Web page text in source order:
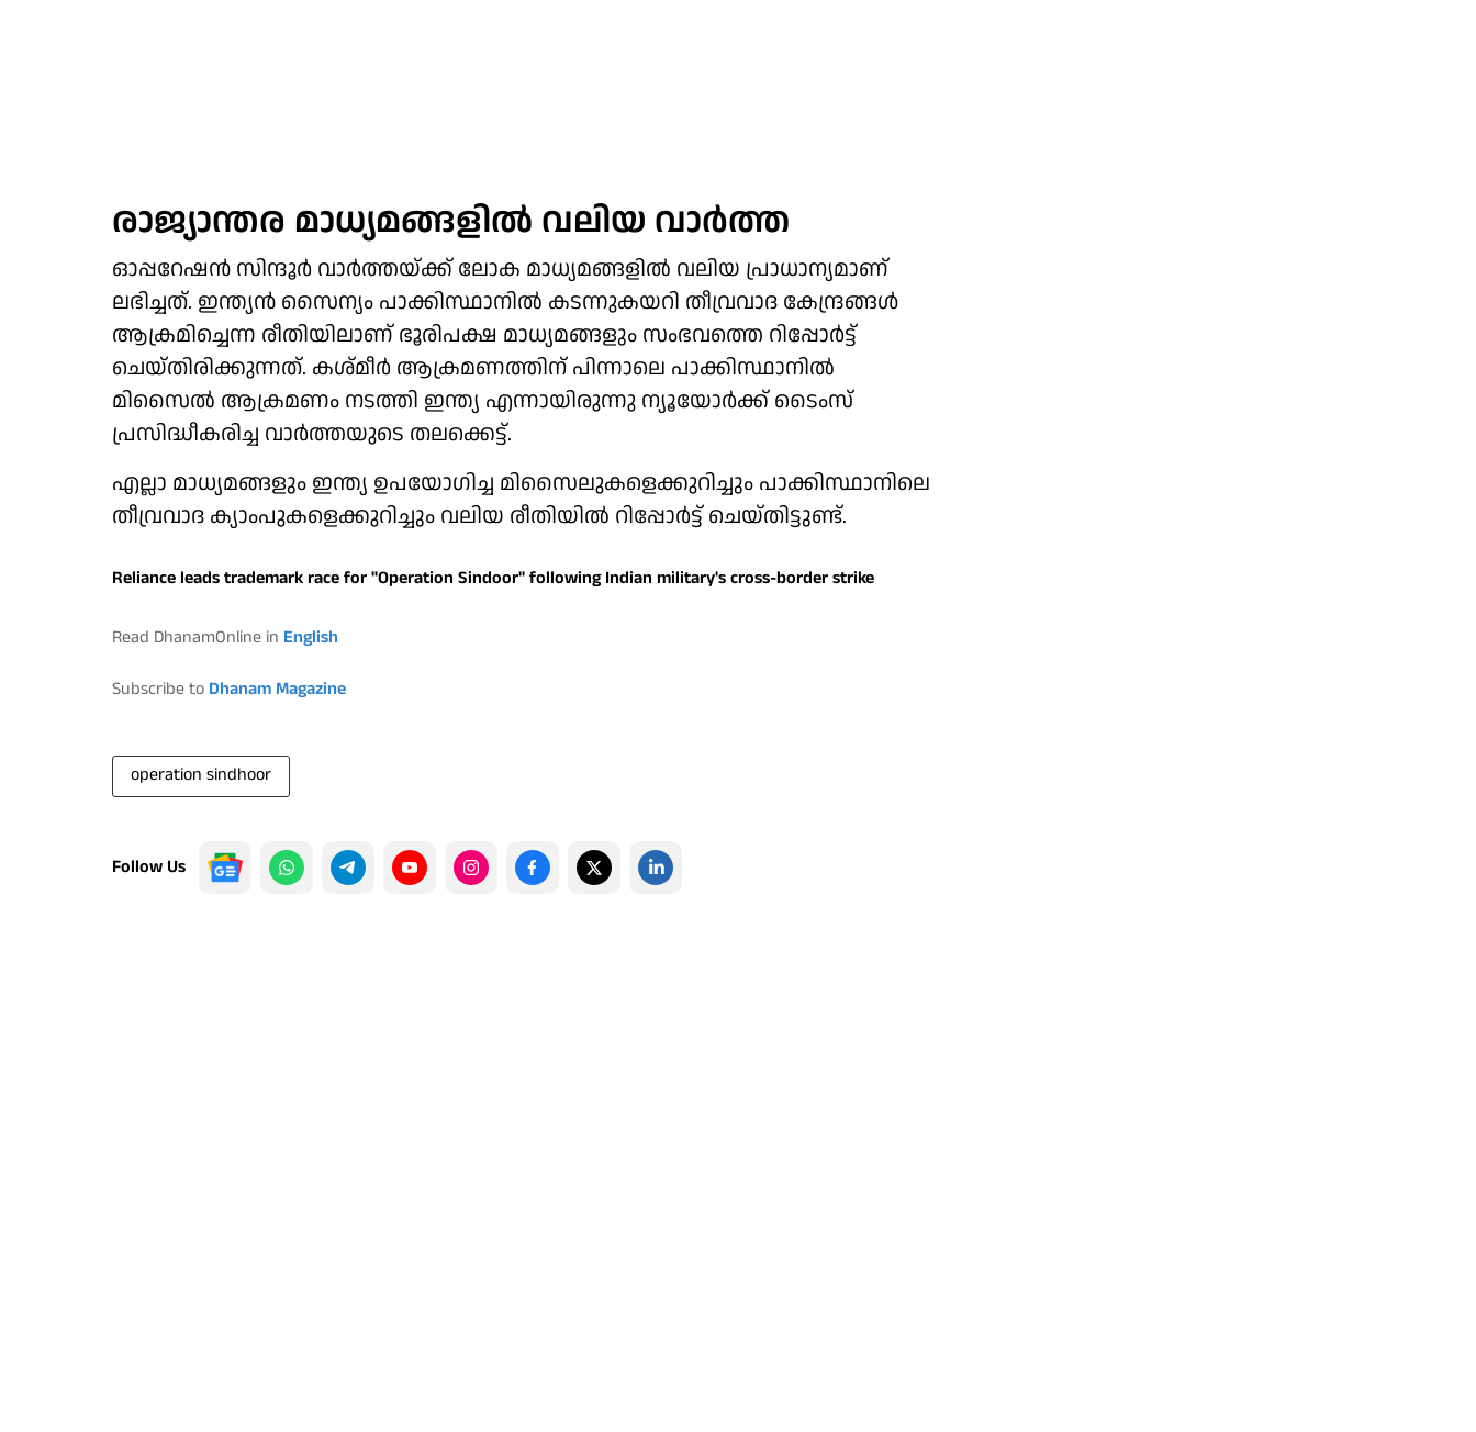
രാജ്യാന്തര മാധ്യമങ്ങളില്‍ വലിയ വാര്‍ത്ത
ഓപ്പറേഷന്‍ സിന്ദൂര്‍ വാര്‍ത്തയ്ക്ക് ലോക മാധ്യമങ്ങളില്‍ വലിയ പ്രാധാന്യമാണ്
ലഭിച്ചത്. ഇന്ത്യന്‍ സൈന്യം പാക്കിസ്ഥാനില്‍ കടന്നുകയറി തീവ്രവാദ കേന്ദ്രങ്ങള്‍
ആക്രമിച്ചെന്ന രീതിയിലാണ് ഭൂരിപക്ഷ മാധ്യമങ്ങളും സംഭവത്തെ റിപ്പോര്‍ട്ട്
ചെയ്തിരിക്കുന്നത്. കശ്മീര്‍ ആക്രമണത്തിന് പിന്നാലെ പാക്കിസ്ഥാനില്‍
മിസൈല്‍ ആക്രമണം നടത്തി ഇന്ത്യ എന്നായിരുന്നു ന്യൂയോര്‍ക്ക് ടൈംസ്
പ്രസിദ്ധീകരിച്ച വാര്‍ത്തയുടെ തലക്കെട്ട്.
എല്ലാ മാധ്യമങ്ങളും ഇന്ത്യ ഉപയോഗിച്ച മിസൈലുകളെക്കുറിച്ചും പാക്കിസ്ഥാനിലെ
തീവ്രവാദ ക്യാംപുകളെക്കുറിച്ചും വലിയ രീതിയില്‍ റിപ്പോര്‍ട്ട് ചെയ്തിട്ടുണ്ട്.
Reliance leads trademark race for "Operation Sindoor" following Indian military's cross-border strike
Read DhanamOnline in English
Subscribe to Dhanam Magazine
operation sindhoor
Follow Us